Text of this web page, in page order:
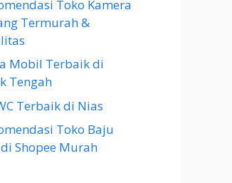
Toko Kamera
Termurah &
Mobil Terbaik di
Tengah
Terbaik di Nias
Toko Baju
Shopee Murah